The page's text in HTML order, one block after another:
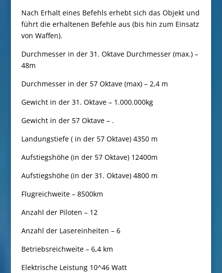
Nach Erhalt eines Befehls erhebt sich das Objekt und
führt die erhaltenen Befehle aus (bis hin zum Einsatz
von Waffen).
Durchmesser in der 31. Oktave Durchmesser (max.) –
48m
Durchmesser in der 57 Oktave (max) – 2,4 m
Gewicht in der 31. Oktave – 1.000.000kg
Gewicht in der 57 Oktave – .
Landungstiefe ( in der 57 Oktave) 4350 m
Aufstiegshöhe (in der 57 Oktave) 12400m
Aufstiegshöhe (in der 31. Oktave) 4800 m
Flugreichweite – 8500km
Anzahl der Piloten – 12
Anzahl der Lasereinheiten – 6
Betriebsreichweite – 6,4 km
Elektrische Leistung 10^46 Watt